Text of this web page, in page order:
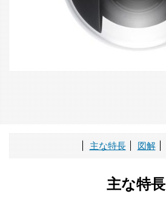
主な特長 図解
主な特長